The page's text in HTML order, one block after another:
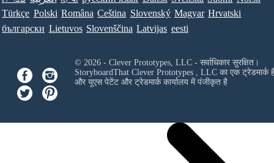
Türkçe Polski Româna Ceština Slovenský Magyar Hrvatski
български Lietuvos Slovenščina Latvijas eesti
© 2026 - Clever Prototypes, LLC - सर्वाधिकार सुरक्षित।
StoryboardThat Clever Prototypes , LLCका एक ट्रेडमार्क
और यूएस पेटेंट और ट्रेडमार्क कार्यालय में पंजीकृत है